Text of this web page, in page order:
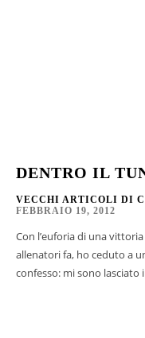
DENTRO IL
VECCHI ARTICOLI DI
FEBBRAIO 19, 2012
Con l’euforia di una
allenatori fa, ho ceduto a
confesso: mi sono lasciato